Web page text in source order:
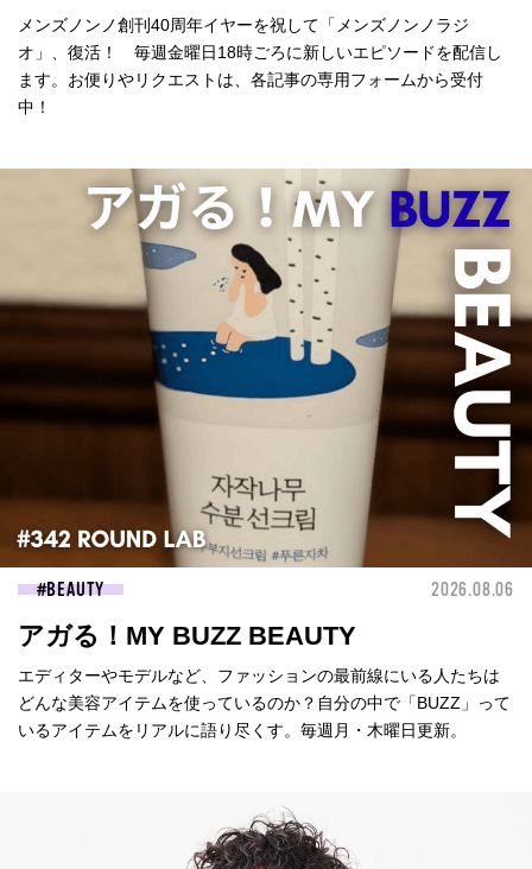
メンズノンノ創刊40周年イヤーを祝して「メンズノンノラジ
オ」、復活！ 毎週金曜日18時ごろに新しいエピソードを配信し
ます。お便りやリクエストは、各記事の専用フォームから受付
中！
BEAUTY 2026.08.06
アガる！MY BUZZ BEAUTY
エディターやモデルなど、ファッションの最前線にいる人たちは
どんな美容アイテムを使っているのか？自分の中で「BUZZ」って
いるアイテムをリアルに語り尽くす。毎週月・木曜日更新。